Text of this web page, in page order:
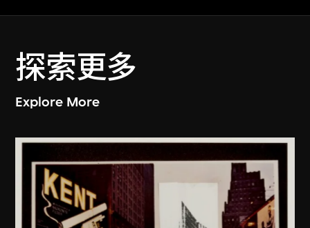
探索更多
Explore More